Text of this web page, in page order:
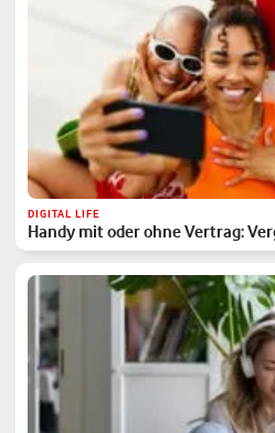
DIGITAL LIFE
Handy mit oder ohne Vertrag: